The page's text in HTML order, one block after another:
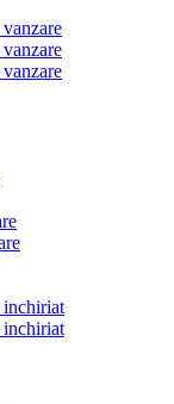
inchiriat
inchiriat